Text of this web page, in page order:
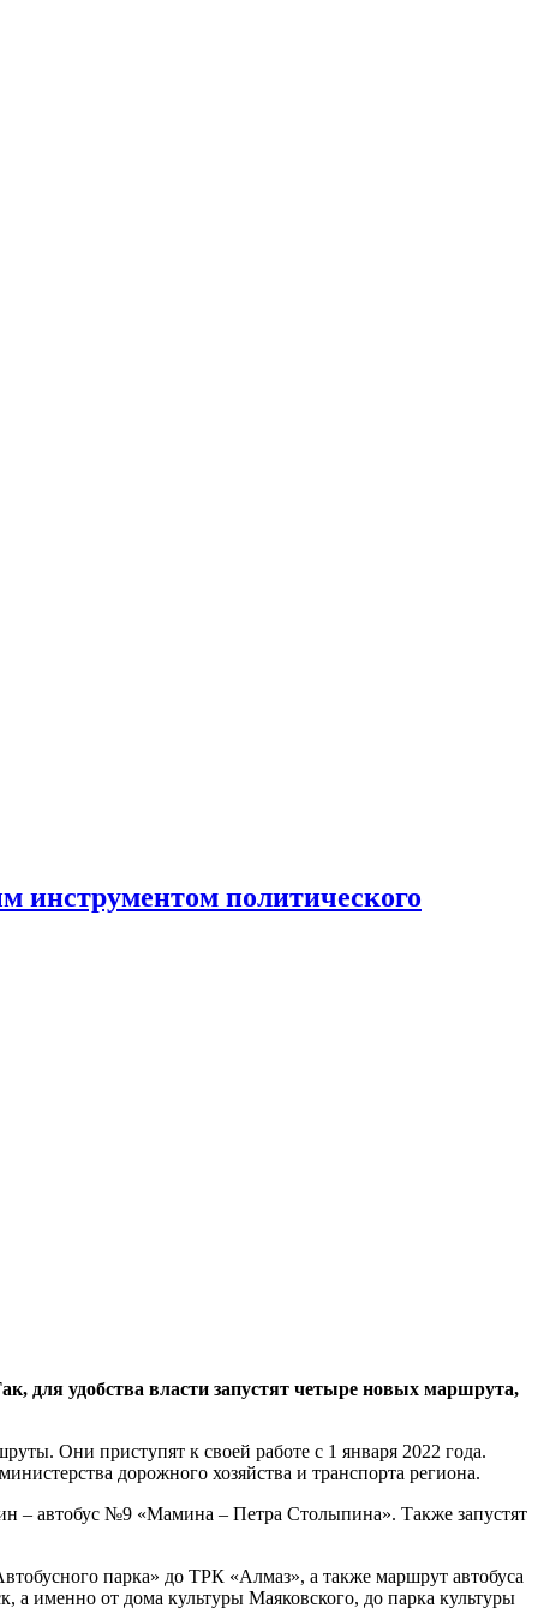
инструментом политического
для удобства власти запустят четыре новых маршрута,
Они приступят к своей работе с 1 января 2022 года.
дорожного хозяйства и транспорта региона.
– автобус №9 «Мамина – Петра Столыпина». Также запустят
парка» до ТРК «Алмаз», а также маршрут автобуса
именно от дома культуры Маяковского, до парка культуры